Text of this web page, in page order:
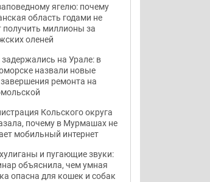
ягелю: почему
область годами не
получить миллионы за
оленей
на Урале: в
назвали новые
ремонта на
Кольского округа
почему в Мурмашах не
мобильный интернет
и пугающие звуки:
объяснила, чем умная
опасна для кошек и собак